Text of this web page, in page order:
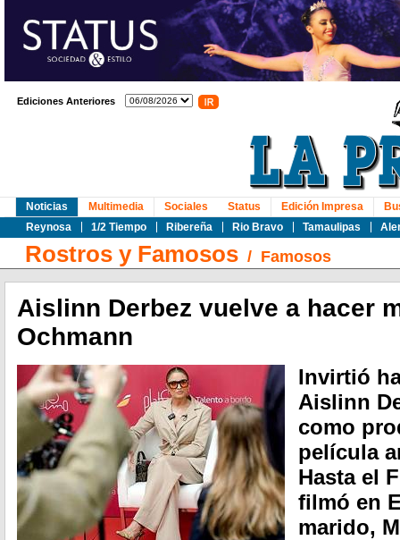
Ediciones Anteriores
Noticias
Reynosa
1/2 Tiempo Ribereña Rio Bravo Tamaulipas
Multimedia Sociales Status Edición Impresa
Rostros y Famosos / Famosos
Aislinn Derbez vuelve a hacer
Ochmann
Invirtió
Aislinn
como
película
Hasta el
filmó en
marido,